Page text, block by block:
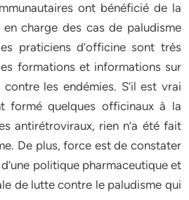
ont bénéficié de la
charge des cas de paludisme
praticiens d’officine sont très
formations et informations sur
les endémies. S’il est vrai
formé quelques officinaux à la
antirétroviraux, rien n’a été fait
De plus, force est de constater
politique pharmaceutique et
de lutte contre le paludisme qui